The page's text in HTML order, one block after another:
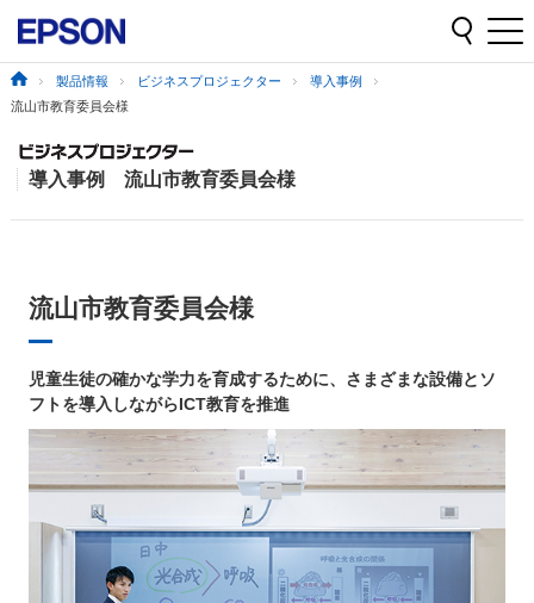
製品情報 ビジネスプロジェクター
導入事例
流山市教育委員会様
導入事例 流山市教育委員会様
流山市教育委員会様
児童生徒の確かな学力を育成するために、さまざまな設備とソ
フトを導入しながらICT教育を推進